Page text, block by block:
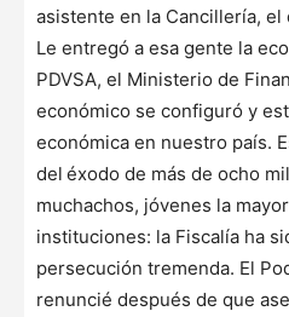
asistente en la Cancillería,
Le entregó a esa gente la
PDVSA, el Ministerio de
económico se configuró y
económica en nuestro país.
del éxodo de más de ocho
muchachos, jóvenes la
instituciones: la Fiscalía ha
persecución tremenda. El
renuncié después de que